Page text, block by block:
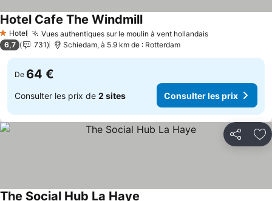
1 Étoiles
Hotel Vues authentiques sur le moulin à vent hollandais
Hotel Cafe The Windmill
6,7 731 Schiedam, à 5.9 km de : Rotterdam
De 64 €
Consulter les prix de 2 sites Consulter les prix
Partager
The Social Hub La Haye